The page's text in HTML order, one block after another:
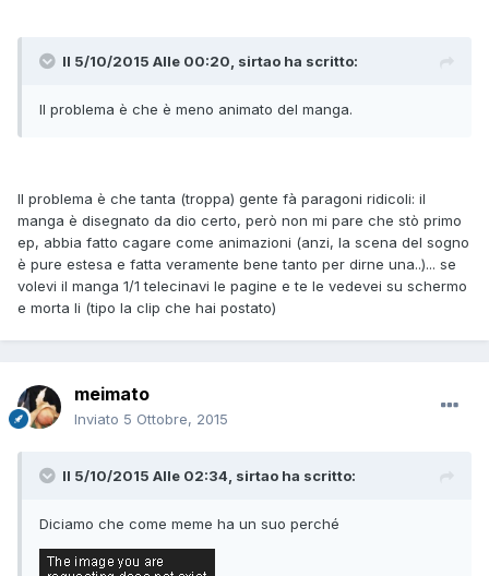
Il 5/10/2015 Alle 00:20, sirtao ha scritto:
Il problema è che è meno animato del manga.
Il problema è che tanta (troppa) gente fà paragoni ridicoli: il
manga è disegnato da dio certo, però non mi pare che stò primo
ep, abbia fatto cagare come animazioni (anzi, la scena del sogno
è pure estesa e fatta veramente bene tanto per dirne una..)... se
volevi il manga 1/1 telecinavi le pagine e te le vedevei su schermo
e morta li (tipo la clip che hai postato)
meimato
Inviato 5 Ottobre, 2015
Il 5/10/2015 Alle 02:34, sirtao ha scritto:
Diciamo che come meme ha un suo perché